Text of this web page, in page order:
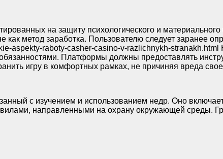
на защиту психологического и
как метод заработка. Пользователю следует заранее
aspekty-raboty-casher-casino-v-razlichnykh-
Платформы должны предоставлять
игру в комфортных рамках, не причиняя вреда
с изучением и использованием недр. Оно
направленными на охрану окружающей среды.